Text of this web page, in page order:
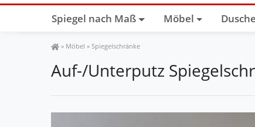
Spiegel nach Maß Möbel
Spiegel Shop
» Möbel » Spiegelschränke
Auf-/Unterputz